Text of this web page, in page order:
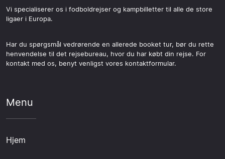
Vi specialiserer os i fodboldrejser og kampbilletter til alle de store
ligaer i Europa.
Har du spørgsmål vedrørende en allerede booket tur, bør du rette
henvendelse til det rejsebureau, hvor du har købt din rejse. For
kontakt med os, benyt venligst vores kontaktformular.
Menu
Hjem